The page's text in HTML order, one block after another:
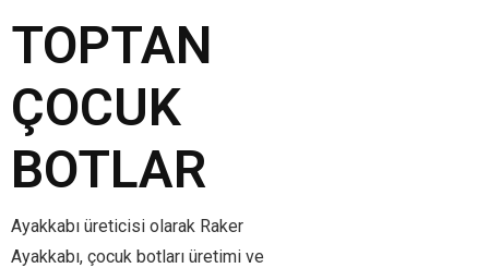
TOPTAN
ÇOCUK
BOTLAR
Ayakkabı üreticisi olarak Raker
Ayakkabı, çocuk botları üretimi ve